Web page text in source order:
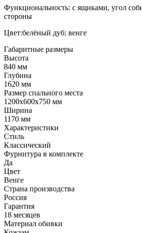
Функциональность: с ящиками, угол
стороны
Цвет:белёный дуб; венге
Габаритные размеры
Высота
840 мм
Глубина
1620 мм
Размер спального места
1200х600х750 мм
Ширина
1170 мм
Характеристики
Стиль
Классический
Фурнитура в комплекте
Да
Цвет
Венге
Страна производства
Россия
Гарантия
18 месяцев
Материал обивки